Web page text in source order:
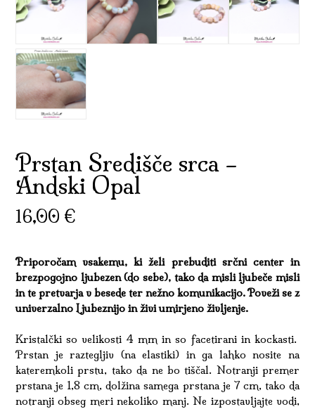
Prstan Središče srca –
Andski Opal
16,00 €
Priporočam vsakemu, ki želi prebuditi srčni center in
brezpogojno ljubezen (do sebe), tako da misli ljubeče misli
in te pretvarja v besede ter nežno komunikacijo. Poveži se z
univerzalno Ljubeznijo in živi umirjeno življenje.
Kristalčki so velikosti 4 mm in so facetirani in kockasti.
Prstan je raztegljiv (na elastiki) in ga lahko nosite na
kateremkoli prstu, tako da ne bo tiščal. Notranji premer
prstana je 1,8 cm, dolžina samega prstana je 7 cm, tako da
notranji obseg meri nekoliko manj. Ne izpostavljajte vodi,